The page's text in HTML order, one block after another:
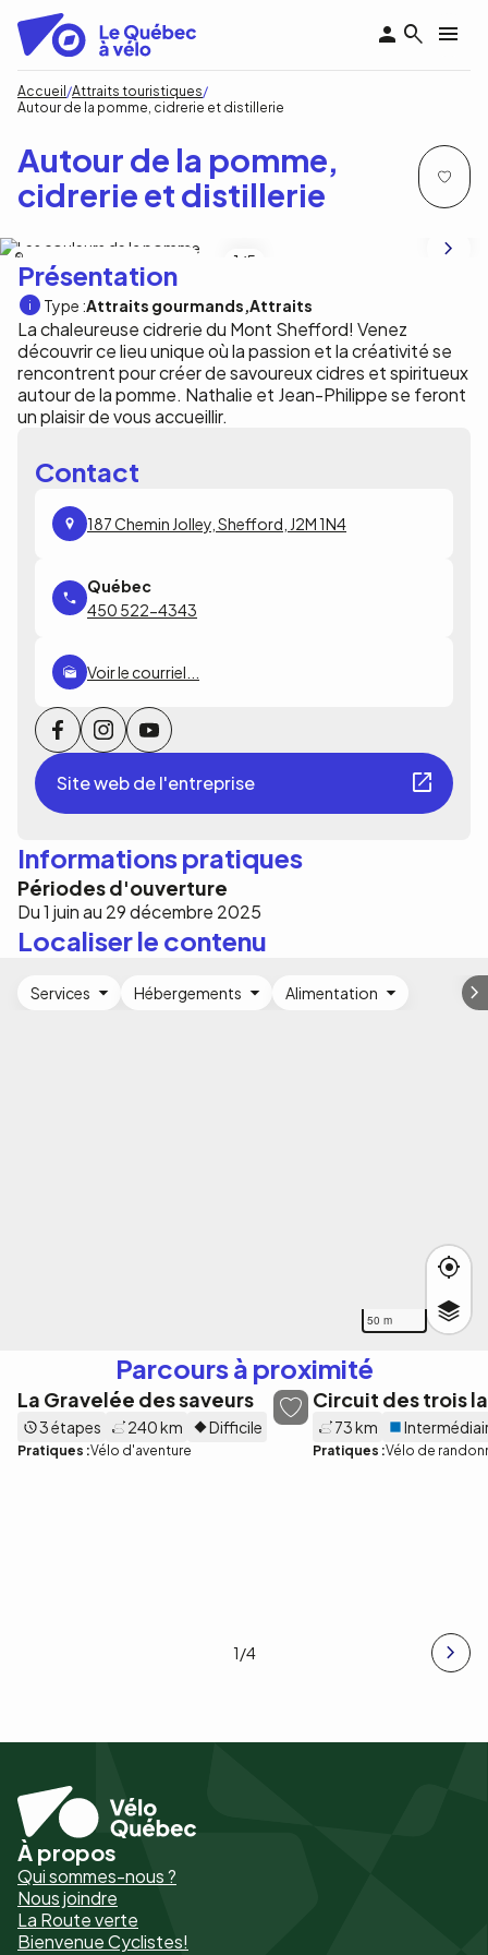
contenu
principal
Fil
Accueil Attraits touristiques
Autour de la pomme, cidrerie et distillerie
Autour de la pomme,
cidrerie et distillerie
1 /5
Présentation
Type :Attraits gourmands Attraits
La chaleureuse cidrerie du Mont Shefford! Venez
découvrir ce lieu unique où la passion et la créativité se
rencontrent pour créer de savoureux cidres et spiritueux
autour de la pomme. Nathalie et Jean-Philippe se feront
un plaisir de vous accueillir.
Contact
187 Chemin Jolley, Shefford, J2M 1N4
450 522-4343
Voir le courriel...
Site web de l'entreprise
Informations pratiques
Périodes d'ouverture
Du 1 juin au 29 décembre 2025
Localiser le contenu
50 m
Services Hébergements Alimentation
Parcours à proximité
La Gravelée des saveurs
3 étapes 240 km Difficile
Pratiques :Vélo d'aventure
Circuit des trois
73 km
Pratiques :Vélo de
1/4
Pied
de
page
À propos
Qui sommes-nous ?
Nous joindre
La Route verte
Bienvenue Cyclistes!